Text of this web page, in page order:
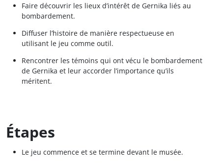
Faire découvrir les lieux d’intérêt de Gernika liés au
bombardement.
Diffuser l’histoire de manière respectueuse en
utilisant le jeu comme outil.
Rencontrer les témoins qui ont vécu le bombardement
de Gernika et leur accorder l’importance qu’ils
méritent.
Étapes
Le jeu commence et se termine devant le musée.